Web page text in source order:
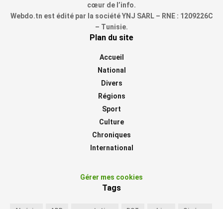
cœur de l’info.
Webdo.tn est édité par la société YNJ SARL – RNE : 1209226C
– Tunisie.
Plan du site
Accueil
National
Divers
Régions
Sport
Culture
Chroniques
International
Gérer mes cookies
Tags